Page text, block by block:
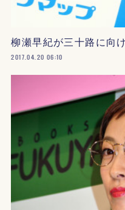
柳瀬早紀が三十路に向
2017.04.20 06:10